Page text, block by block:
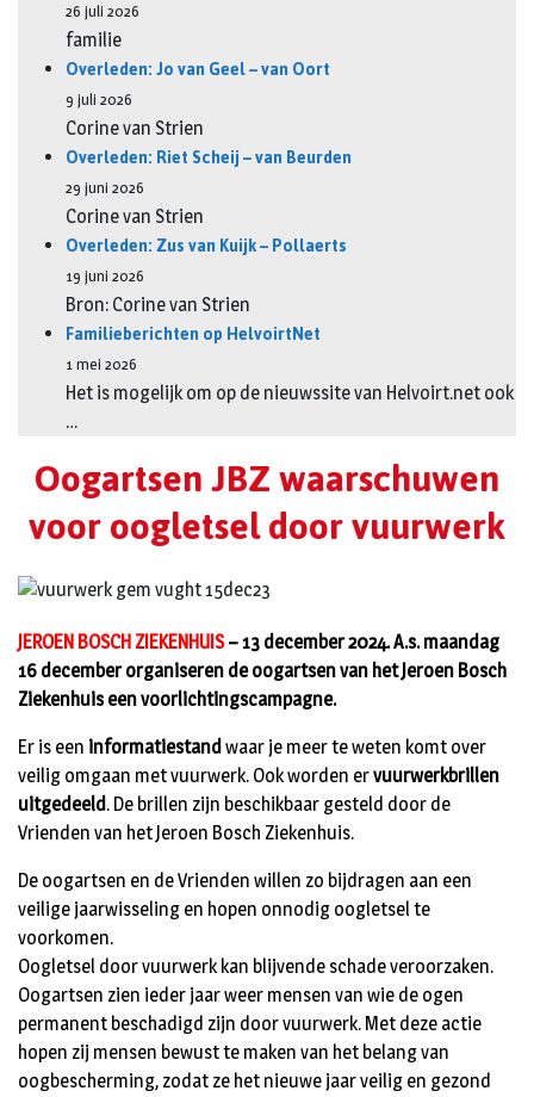
26 juli 2026
familie
Overleden: Jo van Geel – van Oort
9 juli 2026
Corine van Strien
Overleden: Riet Scheij – van Beurden
29 juni 2026
Corine van Strien
Overleden: Zus van Kuijk – Pollaerts
19 juni 2026
Bron: Corine van Strien
Familieberichten op HelvoirtNet
1 mei 2026
Het is mogelijk om op de nieuwssite van Helvoirt.net ook
…
Oogartsen JBZ waarschuwen
voor oogletsel door vuurwerk
JEROEN BOSCH ZIEKENHUIS– 13 december 2024. A.s. maandag
16 december organiseren de oogartsen van het Jeroen Bosch
Ziekenhuis een voorlichtingscampagne.
Er is een informatiestand waar je meer te weten komt over
veilig omgaan met vuurwerk. Ook worden ervuurwerkbrillen
uitgedeeld. De brillen zijn beschikbaar gesteld door de
Vrienden van het Jeroen Bosch Ziekenhuis.
De oogartsen en de Vrienden willen zo bijdragen aan een
veilige jaarwisseling en hopen onnodig oogletsel te
voorkomen.
Oogletsel door vuurwerk kan blijvende schade veroorzaken.
Oogartsen zien ieder jaar weer mensen van wie de ogen
permanent beschadigd zijn door vuurwerk. Met deze actie
hopen zij mensen bewust te maken van het belang van
oogbescherming, zodat ze het nieuwe jaar veilig en gezond